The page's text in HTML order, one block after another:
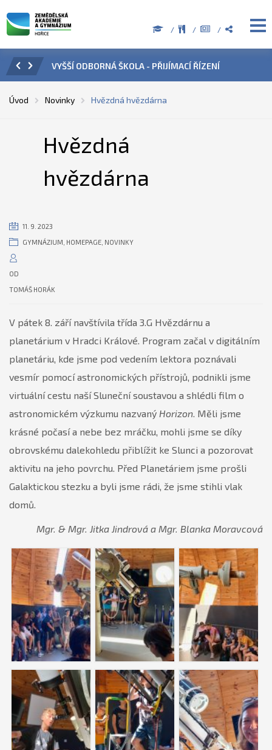
ÚŘEDNÍ HODINY V OBDOBÍ LETNÍCH PRÁZDNIN
Úvod Novinky Hvězdná hvězdárna
Hvězdná
hvězdárna
11. 9. 2023
GYMNÁZIUM HOMEPAGE NOVINKY
OD
TOMÁŠ HORÁK
V pátek 8. září navštívila třída 3.G Hvězdárnu a
planetárium v Hradci Králové. Program začal v digitálním
planetáriu, kde jsme pod vedením lektora poznávali
vesmír pomocí astronomických přístrojů, podnikli jsme
virtuální cestu naší Sluneční soustavou a shlédli film o
astronomickém výzkumu nazvaný Horizon. Měli jsme
krásné počasí a nebe bez mráčku, mohli jsme se díky
obrovskému dalekohledu přiblížit ke Slunci a pozorovat
aktivitu na jeho povrchu. Před Planetáriem jsme prošli
Galaktickou stezku a byli jsme rádi, že jsme stihli vlak
domů.
Mgr. & Mgr. Jitka Jindrová a Mgr. Blanka Moravcová